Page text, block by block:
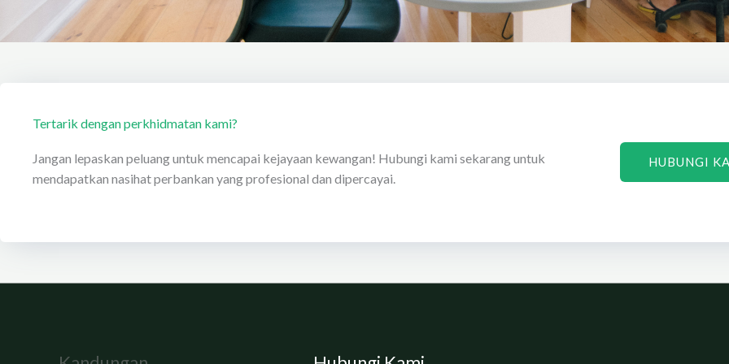
Tertarik dengan perkhidmatan kami?
Jangan lepaskan peluang untuk mencapai kejayaan kewangan! Hubungi kami sekarang untuk
mendapatkan nasihat perbankan yang profesional dan dipercayai.
HUBUNGI